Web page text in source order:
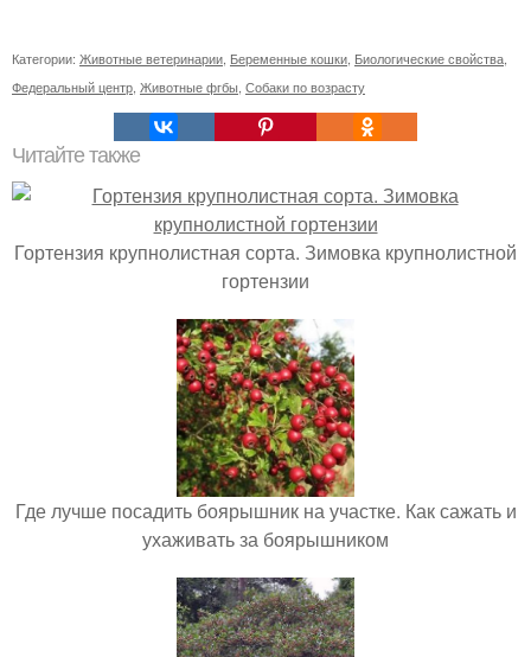
Категории: Животные ветеринарии Беременные кошки Биологические свойства
Федеральный центр Животные фгбы Собаки по возрасту
Читайте также
Гортензия крупнолистная сорта. Зимовка крупнолистной
гортензии
Где лучше посадить боярышник на участке. Как сажать и
ухаживать за боярышником